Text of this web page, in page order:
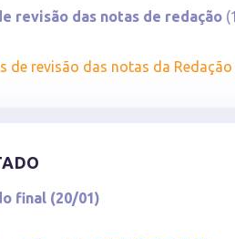
revisão das notas de redação
de revisão das notas da Redação
final (20/01)